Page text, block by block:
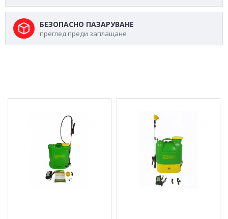
БЕЗОПАСНО ПАЗАРУВАНЕ
преглед преди заплащане